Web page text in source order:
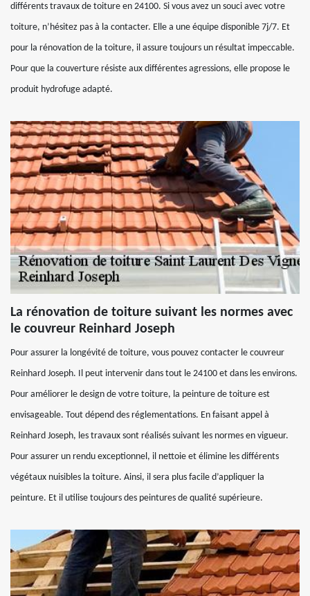
différents travaux de toiture en 24100. Si vous avez un souci avec votre
toiture, n’hésitez pas à la contacter. Elle a une équipe disponible 7j/7. Et
pour la rénovation de la toiture, il assure toujours un résultat impeccable.
Pour que la couverture résiste aux différentes agressions, elle propose le
produit hydrofuge adapté.
La rénovation de toiture suivant les normes avec
le couvreur Reinhard Joseph
Pour assurer la longévité de toiture, vous pouvez contacter le couvreur
Reinhard Joseph. Il peut intervenir dans tout le 24100 et dans les environs.
Pour améliorer le design de votre toiture, la peinture de toiture est
envisageable. Tout dépend des réglementations. En faisant appel à
Reinhard Joseph, les travaux sont réalisés suivant les normes en vigueur.
Pour assurer un rendu exceptionnel, il nettoie et élimine les différents
végétaux nuisibles la toiture. Ainsi, il sera plus facile d’appliquer la
peinture. Et il utilise toujours des peintures de qualité supérieure.